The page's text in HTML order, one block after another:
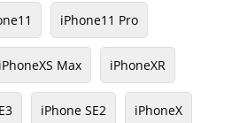
iPhone11 Pro
iPhoneXS Max iPhoneXR
iPhone SE2 iPhoneX